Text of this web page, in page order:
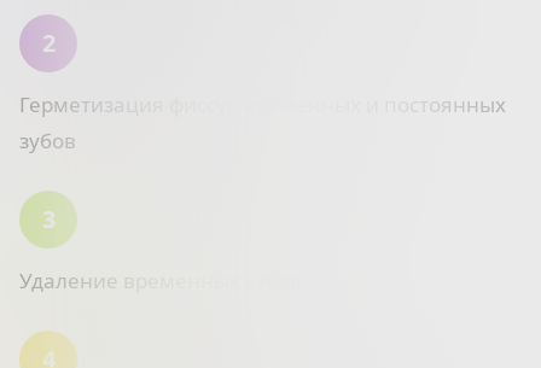
Герметизация фиссур временных и постоянных
зубов
Удаление временных зубов